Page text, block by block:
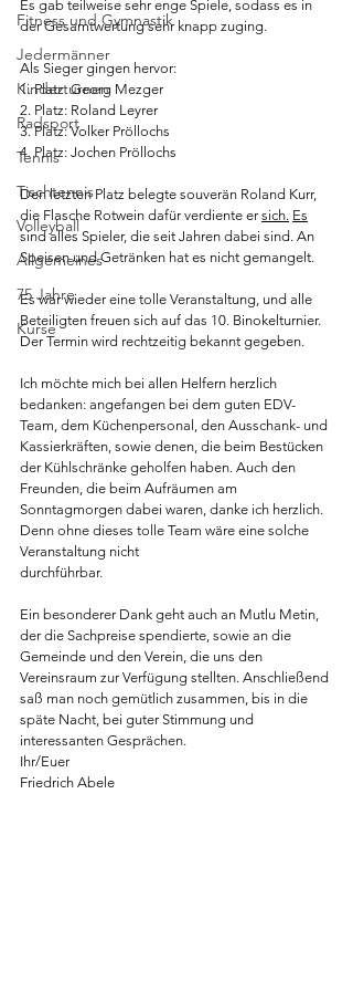
Fitness und Gymnastik
Jedermänner
Kinderturnen
Radsport
Tennis
Tischtennis
Volleyball
Allgemeines
75 Jahre
Kurse
Es gab teilweise sehr enge Spiele, sodass es in
der Gesamtwertung sehr knapp zuging.
Als Sieger gingen hervor:
1. Platz: Georg Mezger
2. Platz: Roland Leyrer
3. Platz: Volker Pröllochs
4. Platz: Jochen Pröllochs
Den letzten Platz belegte souverän Roland Kurr,
die Flasche Rotwein dafür verdiente er sich. Es
sind alles Spieler, die seit Jahren dabei sind. An
Speisen und Getränken hat es nicht gemangelt.
Es war wieder eine tolle Veranstaltung, und alle
Beteiligten freuen sich auf das 10. Binokelturnier.
Der Termin wird rechtzeitig bekannt gegeben.
Ich möchte mich bei allen Helfern herzlich
bedanken: angefangen bei dem guten EDV-
Team, dem Küchenpersonal, den Ausschank- und
Kassierkräften, sowie denen, die beim Bestücken
der Kühlschränke geholfen haben. Auch den
Freunden, die beim Aufräumen am
Sonntagmorgen dabei waren, danke ich herzlich.
Denn ohne dieses tolle Team wäre eine solche
Veranstaltung nicht
durchführbar.
Ein besonderer Dank geht auch an Mutlu Metin,
der die Sachpreise spendierte, sowie an die
Gemeinde und den Verein, die uns den
Vereinsraum zur Verfügung stellten. Anschließend
saß man noch gemütlich zusammen, bis in die
späte Nacht, bei guter Stimmung und
interessanten Gesprächen.
Ihr/Euer
Friedrich Abele